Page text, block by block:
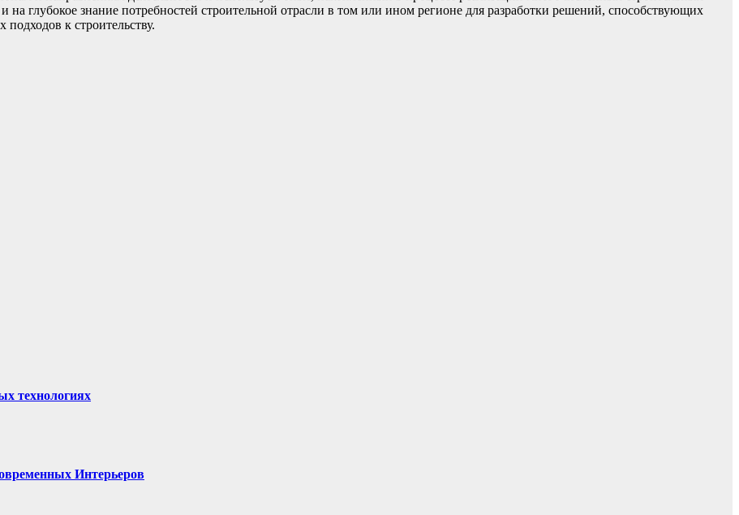
глубокое знание потребностей строительной отрасли в том или ином регионе для разработки решений, способствующих
к строительству.
технологиях
Интерьеров